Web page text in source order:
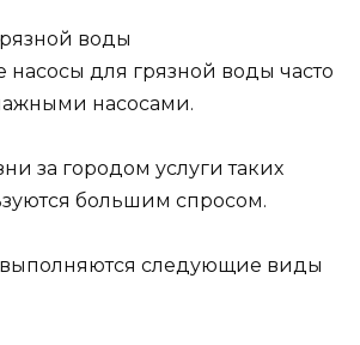
насосы для грязной воды часто
насосами.
за городом услуги таких
большим спросом.
следующие виды